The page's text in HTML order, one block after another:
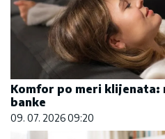
Komfor po meri klijenata:
banke
09. 07. 2026 09:20